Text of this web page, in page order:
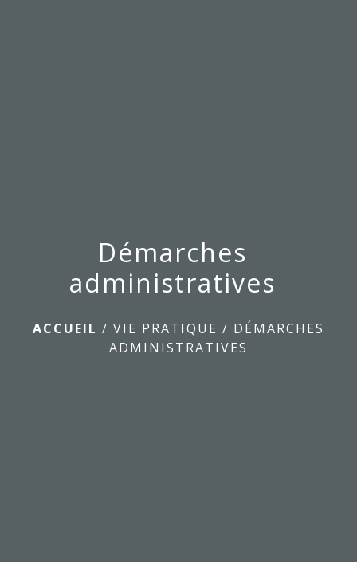
Démarches
administratives
ACCUEIL / VIE PRATIQUE / DÉMARCHES
ADMINISTRATIVES